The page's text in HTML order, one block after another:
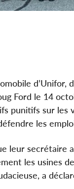
d’Unifor,
Ford le 14
punitifs sur les
les
leur secrétaire
les usines
a